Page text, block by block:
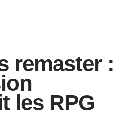
remaster :
les RPG